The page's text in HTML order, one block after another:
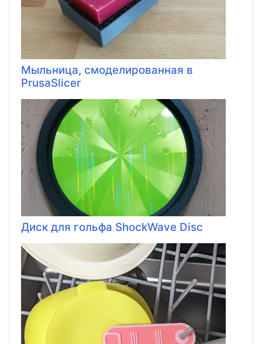
Мыльница, смоделированная в
PrusaSlicer
Диск для гольфа ShockWave Disc